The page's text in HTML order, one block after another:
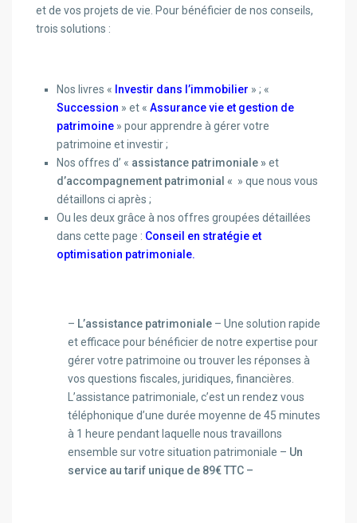
et de vos projets de vie. Pour bénéficier de nos conseils,
trois solutions :
Nos livres « Investir dans l’immobilier » ; «
Succession » et «Assurance vie et gestion de
patrimoine » pour apprendre à gérer votre
patrimoine et investir ;
Nos offres d’ « assistance patrimoniale »et
d’accompagnement patrimonial « » que nous vous
détaillons ci après ;
Ou les deux grâce à nos offres groupées détaillées
dans cette page : Conseil en stratégie et
optimisation patrimoniale.
– L’assistance patrimoniale – Une solution rapide
et efficace pour bénéficier de notre expertise pour
gérer votre patrimoine ou trouver les réponses à
vos questions fiscales, juridiques, financières.
L’assistance patrimoniale, c’est un rendez vous
téléphonique d’une durée moyenne de 45 minutes
à 1 heure pendant laquelle nous travaillons
ensemble sur votre situation patrimoniale – Un
service au tarif unique de 89€ TTC –